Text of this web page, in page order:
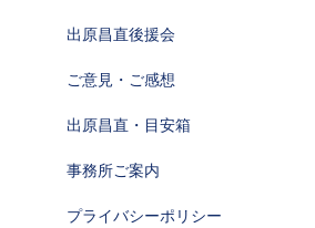
出原昌直後援会
ご意見・ご感想
出原昌直・目安箱
事務所ご案内
プライバシーポリシー